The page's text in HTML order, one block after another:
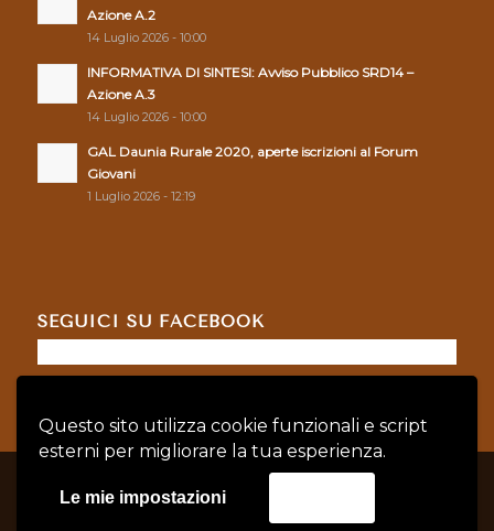
Questo sito utilizza cookie funzionali e script
esterni per migliorare la tua esperienza.
Le mie impostazioni
Azione A.2
14 Luglio 2026 - 10:00
INFORMATIVA DI SINTESI: Avviso Pubblico SRD14 –
Azione A.3
14 Luglio 2026 - 10:00
GAL Daunia Rurale 2020, aperte iscrizioni al Forum
Giovani
1 Luglio 2026 - 12:19
SEGUICI SU FACEBOOK
Policy| Cookie Policy